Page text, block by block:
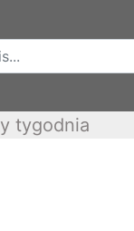
tygodnia